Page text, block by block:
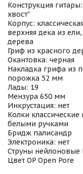
Конструкция
хвост"
Корпус:
верхняя дека из
дерева
Гриф из красного
Окантовка: черная
Накладка грифа из
порожка 52 мм
Лады: 19
Мензура 650 мм
Инкрустация: нет
Колки
белыми ручками
Бридж палисандр
Электроника: нет
Струны нейлоновые
Цвет OP Open Pore